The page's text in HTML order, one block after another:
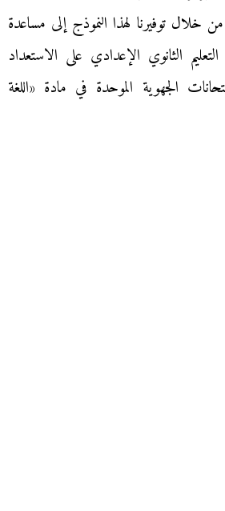
خلال توفيرنا لهذا النموذج إلى مساعدة
الثانوي الإعدادي على الاستعداد
الجهوية الموحدة في مادة «اللغة